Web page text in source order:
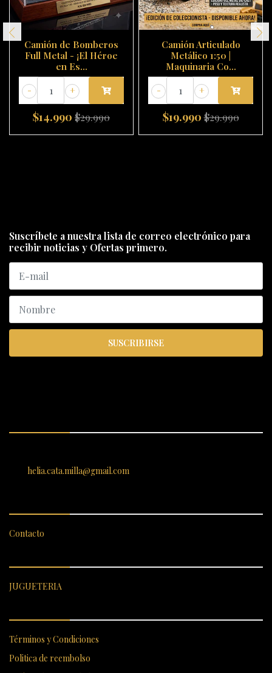
Camión de Bomberos
Full Metal - ¡El Héroe
en Es...
+
-
$14.990 $29.990
Camión Articulado
Metálico 1:50 |
Maquinaria Co...
+
-
$19.990 $29.990
Suscríbete a nuestra lista de correo electrónico para
recibir noticias y Ofertas primero.
SUSCRIBIRSE
helia.cata.milla@gmail.com
Contacto
JUGUETERIA
Términos y Condiciones
Politica de reembolso